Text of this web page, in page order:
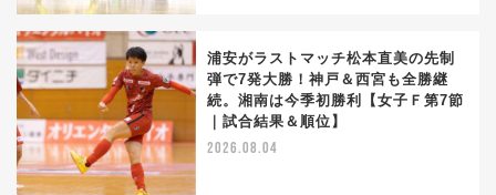
浦安がラストマッチ松本直美の先制
弾で7発大勝！神戸＆西宮も全勝継
続。湘南は今季初勝利【女子Ｆ第7節
｜試合結果＆順位】
2026.08.04